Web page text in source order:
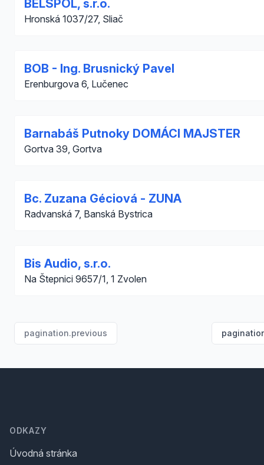
BELSPOL, s.r.o.
Hronská 1037/27, Sliač
BOB - Ing. Brusnický Pavel
Erenburgova 6, Lučenec
Barnabáš Putnoky DOMÁCI MAJSTER
Gortva 39, Gortva
Bc. Zuzana Géciová - ZUNA
Radvanská 7, Banská Bystrica
Bis Audio, s.r.o.
Na Štepnici 9657/1, 1 Zvolen
pagination.previous
ODKAZY
Úvodná stránka